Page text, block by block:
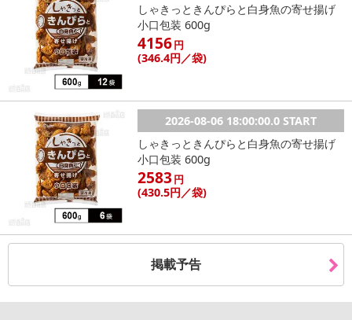
しゃきっときんぴらと白身魚の寄せ揚げ
小口包装 600g
4156円
(346.4円 ／袋)
2026-08-06 18:00:00.0 START
しゃきっときんぴらと白身魚の寄せ揚げ
小口包装 600g
2583円
(430.5円 ／袋)
掲載予告